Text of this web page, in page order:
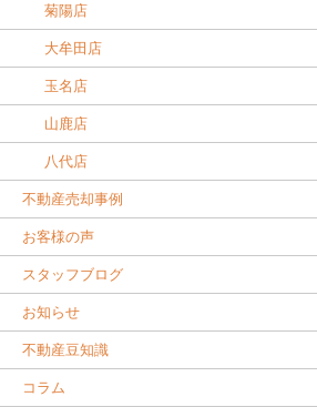
菊陽店
大牟田店
玉名店
山鹿店
八代店
不動産売却事例
お客様の声
スタッフブログ
お知らせ
不動産豆知識
コラム